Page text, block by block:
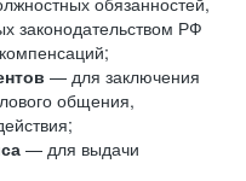
законодательством РФ
— для заключения
общения,
— для выдачи